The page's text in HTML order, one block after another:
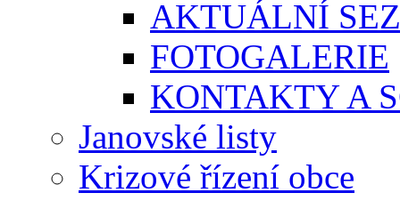
AKTUÁLNÍ
FOTOGALERIE
KONTAKTY A
Janovské listy
Krizové řízení obce